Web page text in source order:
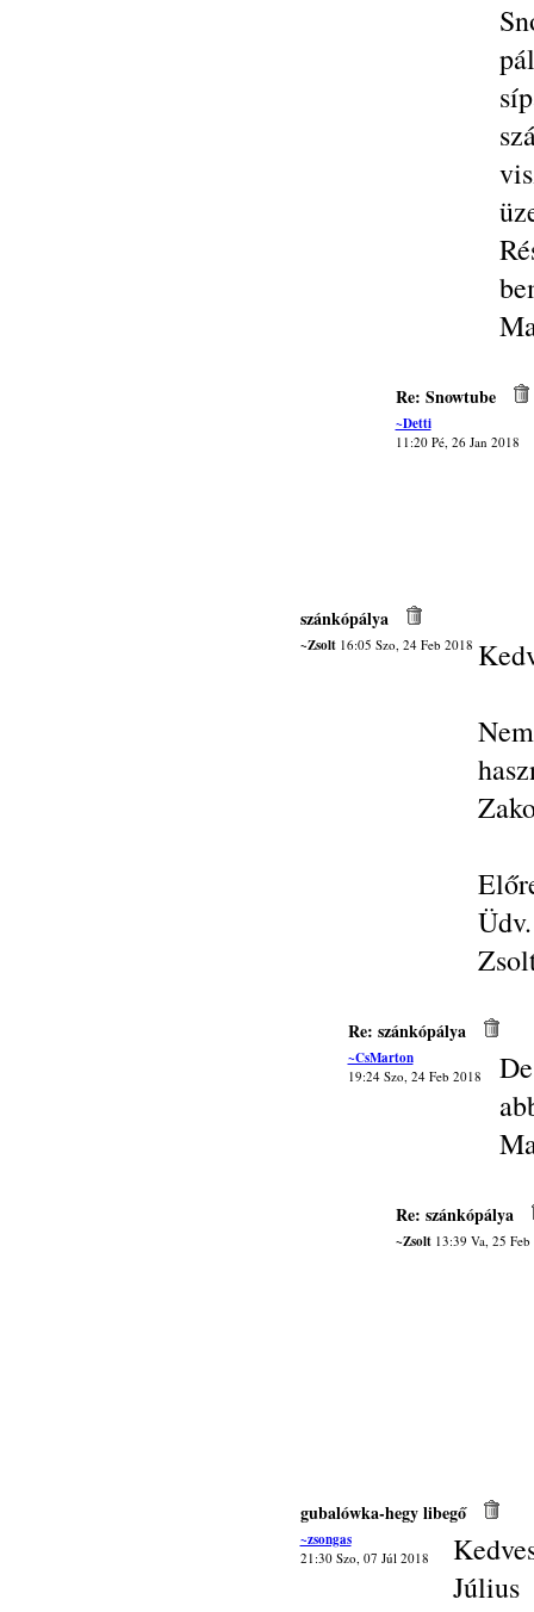
Re: Snowtube
~Detti
11:20 Pé, 26 Jan 2018
szánkópálya
~Zsolt16:05 Szo, 24 Feb 2018
Üdv.
Re: szánkópálya
~CsMarton
19:24 Szo, 24 Feb 2018
Re: szánkópálya
~Zsolt13:39 Va, 25 Feb
gubalówka-hegy libegő
~zsongas
21:30 Szo, 07 Júl 2018